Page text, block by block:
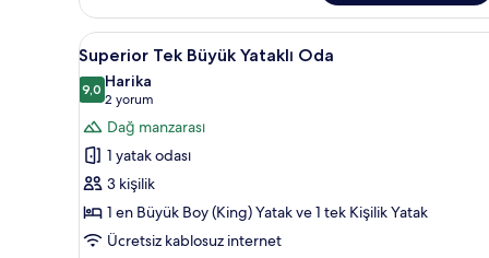
fazla
detay
Superior
Tek
Büyük
Yataklı
Oda
için
tüm
fotoğrafları
görün
Superior Tek Büyük Yataklı
14
Superior Tek Büyük Yataklı Oda
9,09,0 / 10
Harika
2 yorum
(2
yorum)
Dağ manzarası
1 yatak odası
3 kişilik
1 en Büyük Boy (King) Yatak ve 1 tek Kişilik Yatak
Ücretsiz kablosuz internet